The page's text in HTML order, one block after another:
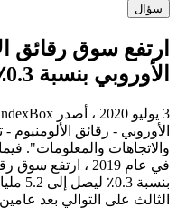
سؤال
ارتفع سوق رقائق
الأوروبي بنسبة 0.3٪ إلى 5.2 مليار دولار -
الأوروبي - رقائق
والاتجاهات والمعلومات".
في عام 2019 ،
الثالث على التوالي بعد